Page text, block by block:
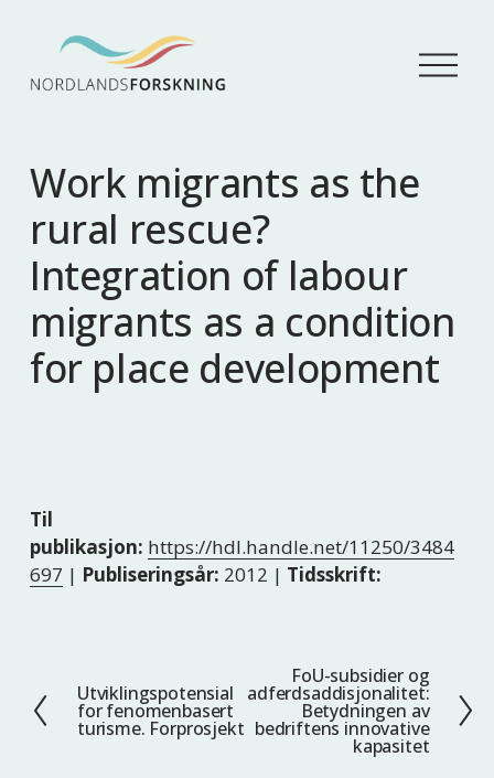
Å
p
Work migrants as the
rural rescue?
Integration of labour
migrants as a condition
for place development
Til
publikasjon: https://hdl.handle.net/11250/3484
697 | Publiseringsår: 2012 | Tidsskrift:
F
o
Utviklingspotensial
for fenomenbasert
turisme. Forprosjekt
e
FoU-subsidier og
adferdsaddisjonalitet:
Betydningen av
bedriftens innovative
kapasitet